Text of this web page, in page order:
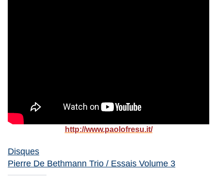
http://www.paolofresu.it/
Disques
Pierre De Bethmann Trio / Essais Volume 3